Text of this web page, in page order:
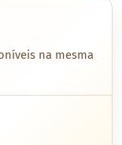
na mesma